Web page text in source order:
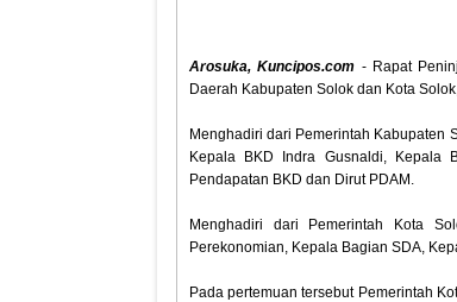
Arosuka, Kuncipos.com - Rapat
Daerah Kabupaten Solok dan Kota
Menghadiri dari Pemerintah Kabupaten
Kepala BKD Indra Gusnaldi, Kepala
Pendapatan BKD dan Dirut PDAM.
Menghadiri dari Pemerintah Kota
Perekonomian, Kepala Bagian SDA,
Pada pertemuan tersebut Pemerintah